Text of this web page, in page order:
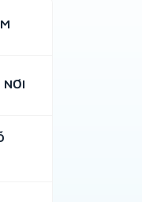
NƠI